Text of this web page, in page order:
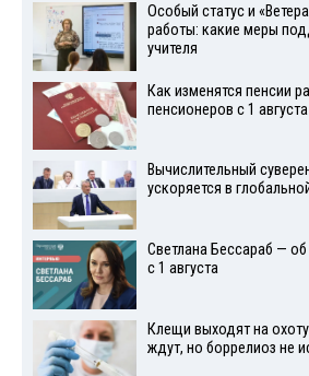
Особый статус и
работы: какие меры
учителя
Как изменятся пенсии
пенсионеров с 1 августа
Вычислительный
ускоряется в
Светлана Бессараб —
с 1 августа
Клещи выходят на
ждут, но боррелиоз не